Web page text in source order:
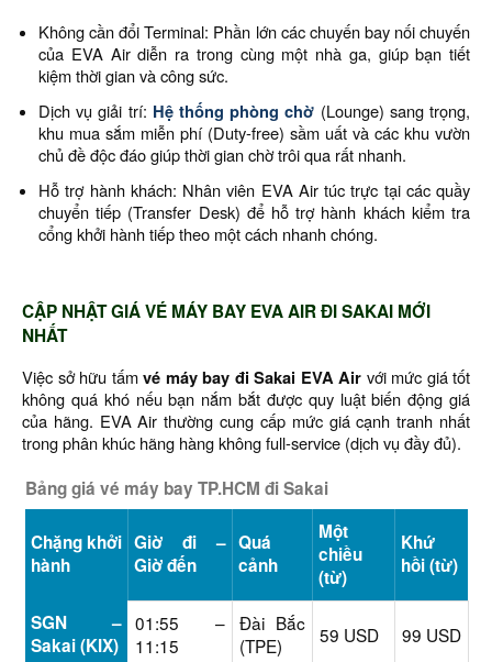
Không cần đổi Terminal: Phần lớn các chuyến bay nối chuyến
của EVA Air diễn ra trong cùng một nhà ga, giúp bạn tiết
kiệm thời gian và công sức.
Dịch vụ giải trí: Hệ thống phòng chờ (Lounge) sang trọng,
khu mua sắm miễn phí (Duty-free) sầm uất và các khu vườn
chủ đề độc đáo giúp thời gian chờ trôi qua rất nhanh.
Hỗ trợ hành khách: Nhân viên EVA Air túc trực tại các quầy
chuyển tiếp (Transfer Desk) để hỗ trợ hành khách kiểm tra
cổng khởi hành tiếp theo một cách nhanh chóng.
CẬP NHẬT GIÁ VÉ MÁY BAY EVA AIR ĐI SAKAI MỚI
NHẤT
Việc sở hữu tấmvé máy bay đi Sakai EVA Air với mức giá tốt
không quá khó nếu bạn nắm bắt được quy luật biến động giá
của hãng. EVA Air thường cung cấp mức giá cạnh tranh nhất
trong phân khúc hãng hàng không full-service (dịch vụ đầy đủ).
Bảng giá vé máy bay TP.HCM đi Sakai
Chặng khởi
hành
Giờ đi –
Giờ đến
Quá
cảnh
Một
chiều
(từ)
Khứ
hồi (từ)
SGN –
Sakai (KIX)
01:55 –
11:15
Đài Bắc
(TPE)
59 USD 99 USD